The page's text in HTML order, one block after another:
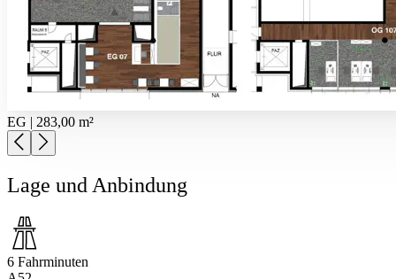
EG | 283,00 m²
Lage und Anbindung
6 Fahrminuten